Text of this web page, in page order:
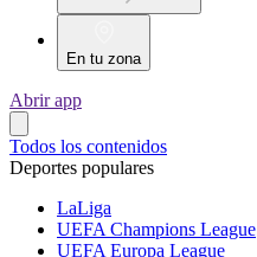
En tu zona
Abrir app
Todos los contenidos
Deportes populares
LaLiga
UEFA Champions League
UEFA Europa League